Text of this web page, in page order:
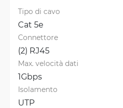
Tipo di cavo
Cat 5e
Connettore
(2) RJ45
Max. velocità dati
1Gbps
Isolamento
UTP